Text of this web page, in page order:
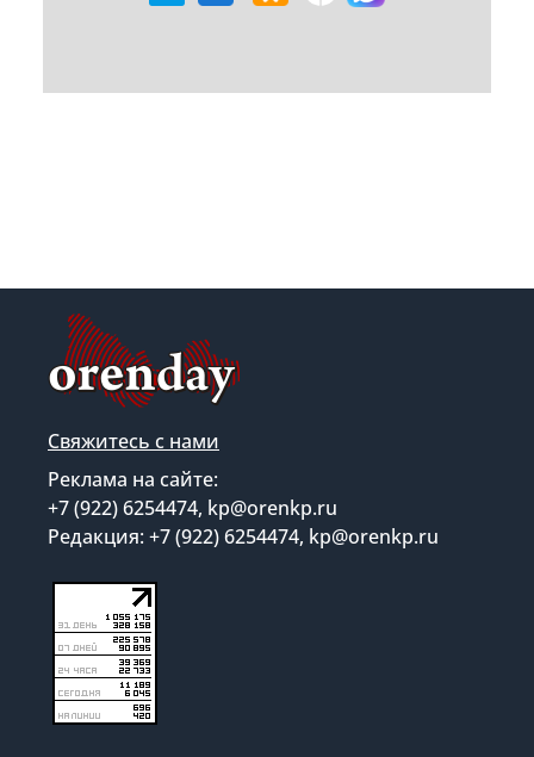
Свяжитесь с нами
Реклама на сайте:
+7 (922) 6254474, kp@orenkp.ru
Редакция: +7 (922) 6254474, kp@orenkp.ru